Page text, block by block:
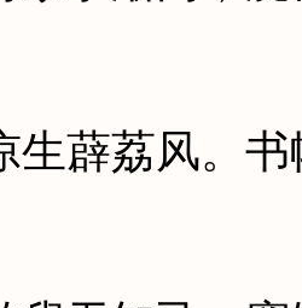
薜荔风。书